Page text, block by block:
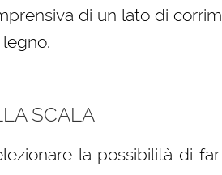
di un lato di
SCALA
la possibilità di